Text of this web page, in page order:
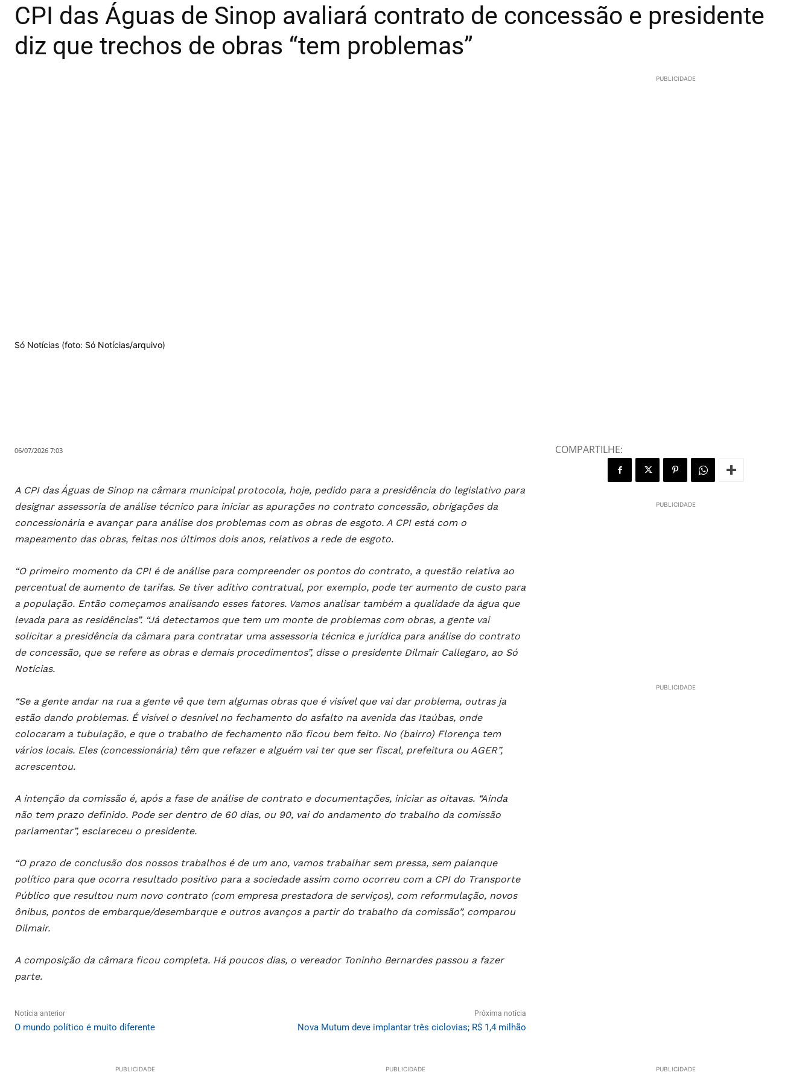
CPI das Águas de Sinop avaliará contrato de concessão e presidente
diz que trechos de obras “tem problemas”
PUBLICIDADE
Só Notícias (foto: Só Notícias/arquivo)
06/07/2026 7:03
A CPI das Águas de Sinop na câmara municipal protocola, hoje, pedido para a presidência do legislativo para
designar assessoria de análise técnico para iniciar as apurações no contrato concessão, obrigações da
concessionária e avançar para análise dos problemas com as obras de esgoto. A CPI está com o
mapeamento das obras, feitas nos últimos dois anos, relativos a rede de esgoto.
“O primeiro momento da CPI é de análise para compreender os pontos do contrato, a questão relativa ao
percentual de aumento de tarifas. Se tiver aditivo contratual, por exemplo, pode ter aumento de custo para
a população. Então começamos analisando esses fatores. Vamos analisar também a qualidade da água que
levada para as residências”. “Já detectamos que tem um monte de problemas com obras, a gente vai
solicitar a presidência da câmara para contratar uma assessoria técnica e jurídica para análise do contrato
de concessão, que se refere as obras e demais procedimentos”, disse o presidente Dilmair Callegaro, ao Só
Notícias.
“Se a gente andar na rua a gente vê que tem algumas obras que é visível que vai dar problema, outras ja
estão dando problemas. É visível o desnível no fechamento do asfalto na avenida das Itaúbas, onde
colocaram a tubulação, e que o trabalho de fechamento não ficou bem feito. No (bairro) Florença tem
vários locais. Eles (concessionária) têm que refazer e alguém vai ter que ser fiscal, prefeitura ou AGER”,
acrescentou.
A intenção da comissão é, após a fase de análise de contrato e documentações, iniciar as oitavas. “Ainda
não tem prazo definido. Pode ser dentro de 60 dias, ou 90, vai do andamento do trabalho da comissão
parlamentar”, esclareceu o presidente.
“O prazo de conclusão dos nossos trabalhos é de um ano, vamos trabalhar sem pressa, sem palanque
político para que ocorra resultado positivo para a sociedade assim como ocorreu com a CPI do Transporte
Público que resultou num novo contrato (com empresa prestadora de serviços), com reformulação, novos
ônibus, pontos de embarque/desembarque e outros avanços a partir do trabalho da comissão”, comparou
Dilmair.
A composição da câmara ficou completa. Há poucos dias, o vereador Toninho Bernardes passou a fazer
parte.
Notícia anterior
O mundo político é muito diferente
Próxima notícia
Nova Mutum deve implantar três ciclovias; R$ 1,4 milhão
COMPARTILHE:
PUBLICIDADE
PUBLICIDADE
PUBLICIDADE PUBLICIDADE PUBLICIDADE